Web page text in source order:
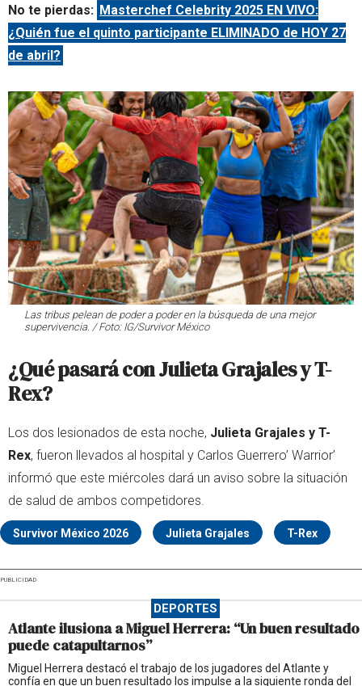
No te pierdas: Masterchef Celebrity 2025 EN VIVO:
¿Quién fue el quinto participante ELIMINADO de HOY 27
de abril?
Las tribus pelean de poder a poder en la búsqueda de una mejor
supervivencia. / Foto: IG/Survivor México
¿Qué pasará con Julieta Grajales y T-
Rex?
Los dos lesionados de esta noche, Julieta Grajales y T-
Rex, fueron llevados al hospital y Carlos Guerrero’ Warrior’
informó que este miércoles dará un aviso sobre la situación
de salud de ambos competidores.
Survivor México 2026 Julieta Grajales T-Rex
PUBLICIDAD
DEPORTES
Atlante ilusiona a Miguel Herrera: “Un buen resultado
puede catapultarnos”
Miguel Herrera destacó el trabajo de los jugadores del Atlante y
confía en que un buen resultado los impulse a la siguiente ronda del